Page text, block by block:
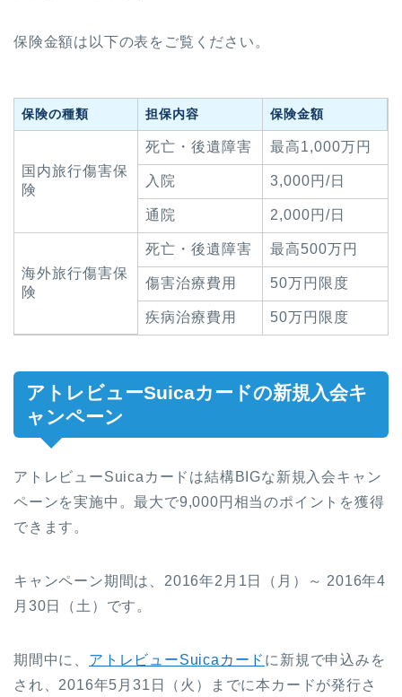
保険金額は以下の表をご覧ください。
保険の種類 担保内容 保険金額
国内旅行傷害保
険
死亡・後遺障害 最高1,000万円
入院 3,000円/日
通院 2,000円/日
海外旅行傷害保
険
死亡・後遺障害 最高500万円
傷害治療費用 50万円限度
疾病治療費用 50万円限度
アトレビューSuicaカードの新規入会キ
ャンペーン
アトレビューSuicaカードは結構BIGな新規入会キャン
ペーンを実施中。最大で9,000円相当のポイントを獲得
できます。
キャンペーン期間は、2016年2月1日（月）～ 2016年4
月30日（土）です。
期間中に、 アトレビューSuicaカード に新規で申込みを
され、2016年5月31日（火）までに本カードが発行さ